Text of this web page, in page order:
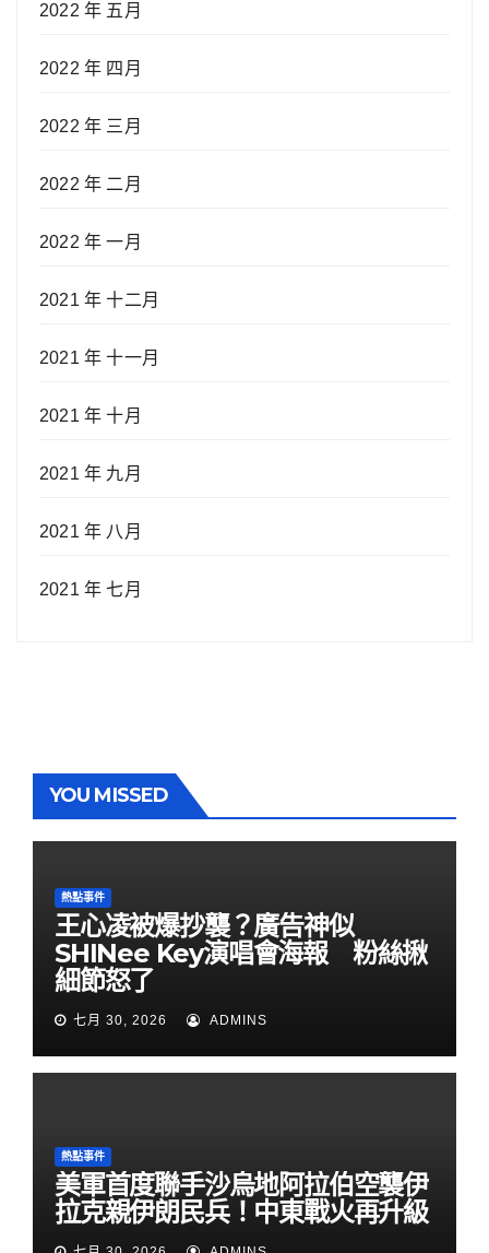
2022 年 五月
2022 年 四月
2022 年 三月
2022 年 二月
2022 年 一月
2021 年 十二月
2021 年 十一月
2021 年 十月
2021 年 九月
2021 年 八月
2021 年 七月
YOU MISSED
熱點事件
王心凌被爆抄襲？廣告神似
SHINee Key演唱會海報 粉絲揪
細節怒了
七月 30, 2026 ADMINS
熱點事件
美軍首度聯手沙烏地阿拉伯空襲伊
拉克親伊朗民兵！中東戰火再升級